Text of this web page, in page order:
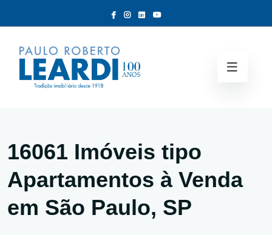
16061 Imóveis tipo
Apartamentos à Venda
em São Paulo, SP